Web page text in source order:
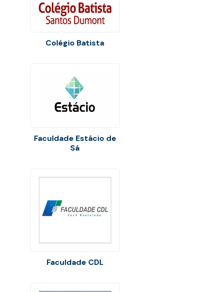
Colégio Batista
Faculdade Estácio de
Sá
Faculdade CDL